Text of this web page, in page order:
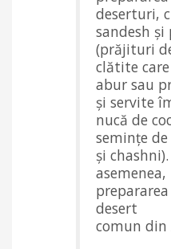
deserturi,
sandesh
(prăjituri
clătite
abur sau
și servite
nucă de
semințe
și
desert
comun din